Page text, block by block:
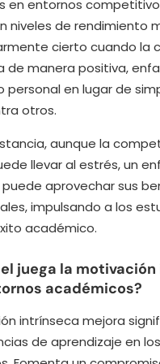
en entornos
niveles de rendimiento
cierto cuando la
de manera positiva,
personal en lugar de
otros.
aunque la
llevar al estrés, un
aprovechar sus
impulsando a los
académico.
juega la
académicos?
intrínseca mejora
de aprendizaje en